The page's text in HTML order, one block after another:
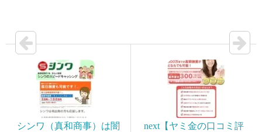
シンワ（真和商事）は闇
next【ヤミ金の口コミ評